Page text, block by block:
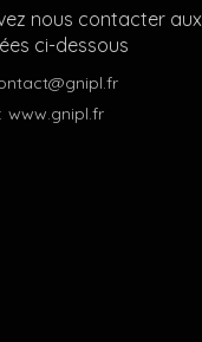
nous contacter aux
ci-dessous
www.gnipl.fr